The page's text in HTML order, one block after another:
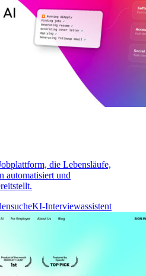
die Lebensläufe,
automatisiert und
KI-Interviewassistent